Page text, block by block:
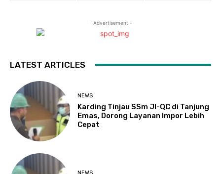
- Advertisement -
LATEST ARTICLES
NEWS
Karding Tinjau SSm JI-QC di Tanjung
Emas, Dorong Layanan Impor Lebih
Cepat
NEWS